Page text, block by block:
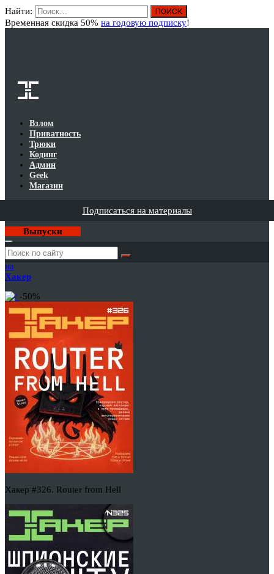
Найти:
Временная скидка 50% на годовую подписку!
Взлом
Приватность
Трюки
Кодинг
Админ
Geek
Магазин
Подписаться на материалы
Выпуски
Годовая
подписка
на
Хакер
-50%
Хакер #326. Router from Hell